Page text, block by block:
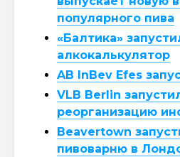
популярного пива
«Балтика»
алкокалькулятор
AB InBev Efes
VLB Berlin
реорганизацию
Beavertown
пивоварню в